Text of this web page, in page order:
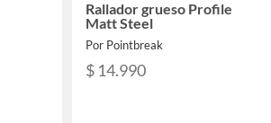
Rallador grueso Profile
Matt Steel
Por Pointbreak
$ 14.990